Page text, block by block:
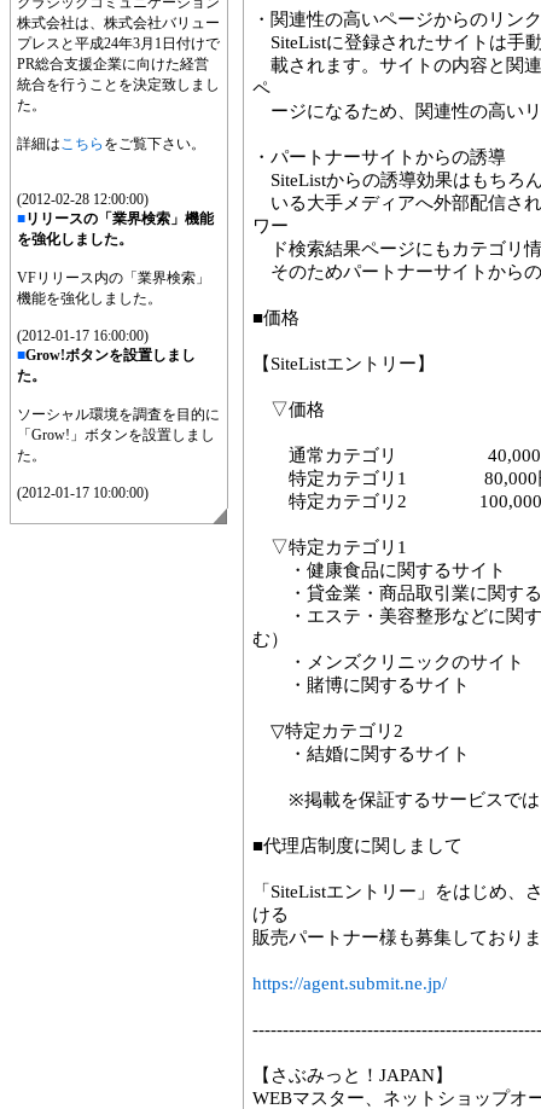
株式会社は、株式会社バリュー
プレスと平成24年3月1日付けで
PR総合支援企業に向けた経営
統合を行うことを決定致しまし
た。
詳細はこちら をご覧下さい。
(2012-02-28 12:00:00)
■リリースの「業界検索」機能
を強化しました。
VFリリース内の「業界検索」
機能を強化しました。
(2012-01-17 16:00:00)
■Grow!ボタンを設置しまし
た。
ソーシャル環境を調査を目的に
「Grow!」ボタンを設置しまし
た。
(2012-01-17 10:00:00)
・関連性の高いページからのリンク
SiteListに登録されたサイトは手
載されます。サイトの内容と関
ペ
ージになるため、関連性の高い
・パートナーサイトからの誘導
SiteListからの誘導効果はもちろ
いる大手メディアへ外部配信さ
ワー
ド検索結果ページにもカテゴリ
そのためパートナーサイトから
■価格
【SiteListエントリー】
▽価格
通常カテゴリ 40,000円
特定カテゴリ1 80,000円
特定カテゴリ2 100,000
▽特定カテゴリ1
・健康食品に関するサイト
・貸金業・商品取引業に関する
・エステ・美容整形などに関す
む）
・メンズクリニックのサイト
・賭博に関するサイト
▽特定カテゴリ2
・結婚に関するサイト
※掲載を保証するサービスでは
■代理店制度に関しまして
「SiteListエントリー」をはじめ
ける
販売パートナー様も募集しており
https://agent.submit.ne.jp/
【さぶみっと！JAPAN】
WEBマスター、ネットショップオ